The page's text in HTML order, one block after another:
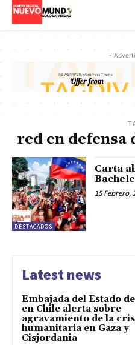
-
red en defensa
DESTACADOS
Carta
15 Febrero,
Latest news
Embajada del Estado
en Chile alerta sobre
agravamiento de la
humanitaria en Gaza y
Cisjordania